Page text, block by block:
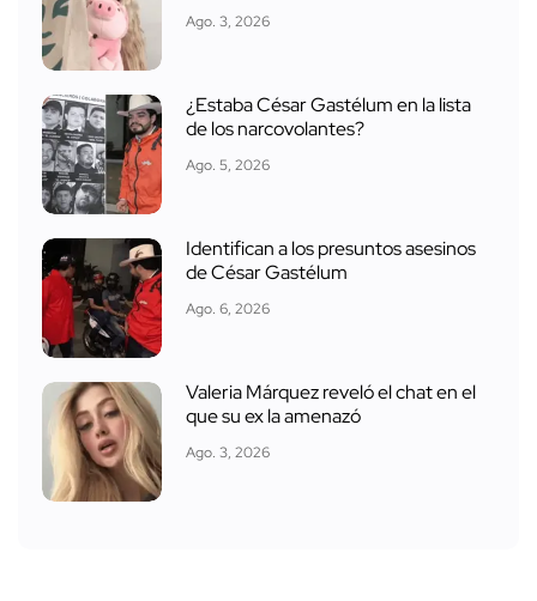
Ago. 3, 2026
¿Estaba César Gastélum en la lista
de los narcovolantes?
Ago. 5, 2026
Identifican a los presuntos asesinos
de César Gastélum
Ago. 6, 2026
Valeria Márquez reveló el chat en el
que su ex la amenazó
Ago. 3, 2026